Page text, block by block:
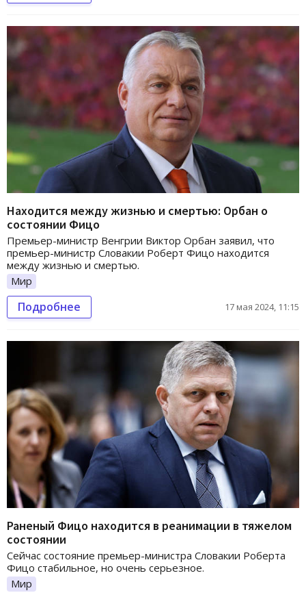
Находится между жизнью и смертью: Орбан о
состоянии Фицо
Премьер-министр Венгрии Виктор Орбан заявил, что
премьер-министр Словакии Роберт Фицо находится
между жизнью и смертью.
Мир
Подробнее 17 мая 2024, 11:15
Раненый Фицо находится в реанимации в тяжелом
состоянии
Сейчас состояние премьер-министра Словакии Роберта
Фицо стабильное, но очень серьезное.
Мир